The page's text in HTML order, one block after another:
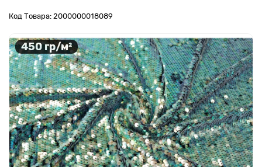
Код Товара: 2000000018089
450 гр/м²